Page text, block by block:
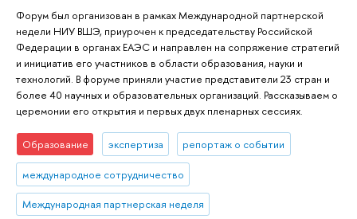
Форум был организован в рамках Международной партнерской
недели НИУ ВШЭ, приурочен к председательству Российской
Федерации в органах ЕАЭС и направлен на сопряжение стратегий
и инициатив его участников в области образования, науки и
технологий. В форуме приняли участие представители 23 стран и
более 40 научных и образовательных организаций. Рассказываем о
церемонии его открытия и первых двух пленарных сессиях.
Образование экспертиза репортаж о событии
международное сотрудничество
Международная партнерская неделя